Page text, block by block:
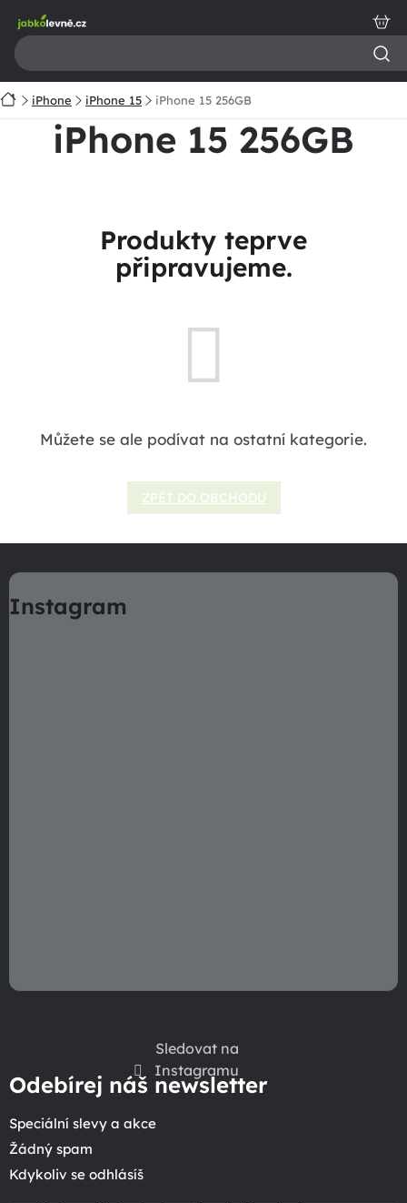
obsah
DomůiPhone iPhone 15 iPhone 15 256GB
iPhone 15 256GB
Produkty teprve
připravujeme.
Můžete se ale podívat na ostatní kategorie.
ZPĚT DO OBCHODU
á
pInstagram
Sledovat na
Instagramu
Odebírej náš newsletter
Speciální slevy a akce
Žádný spam
Kdykoliv se odhlásíš